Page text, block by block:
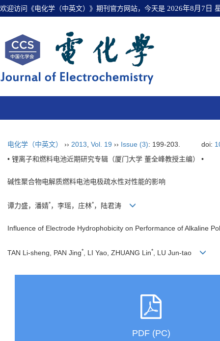
欢迎访问《电化学（中英文）》期刊官方网站，今天是 2026年8月7日
电化学（中英文） ›› 2013 Vol. 19 ›› Issue (3): 199-203. doi:
• 锂离子和燃料电池近期研究专辑（厦门大学 董全峰教授主编） •
碱性聚合物电解质燃料电池电极疏水性对性能的影响
谭力盛，潘婧*，李瑶，庄林*，陆君涛
Influence of Electrode Hydrophobicity on Performance of Alkaline
TAN Li-sheng, PAN Jing* , LI Yao, ZHUANG Lin* , LU Jun-tao
PDF (PC)